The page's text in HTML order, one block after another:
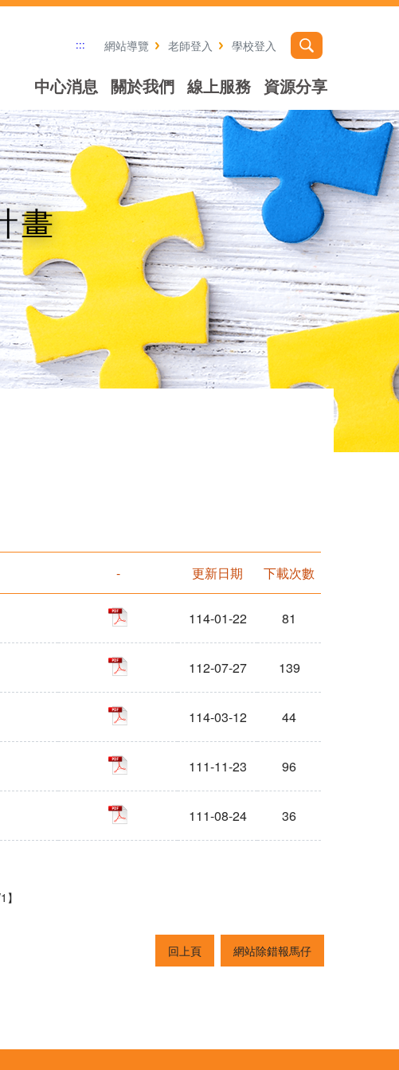
::: 網站導覽 老師登入 學校登入
中心消息 關於我們 線上服務 資源分享
畫
換，社群分享工具列
- 更新日期 下載次數
114-01-22 81
112-07-27 139
114-03-12 44
111-11-23 96
111-08-24 36
回上頁 網站除錯報馬仔